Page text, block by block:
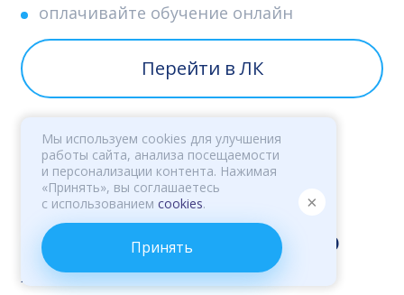
оплачивайте обучение онлайн
Перейти в ЛК
Инструкция
Видеокурс английского
языкабесплатно!
Мы используем cookies для улучшения
работы сайта, анализа посещаемости
и персонализации контента. Нажимая
«Принять», вы соглашаетесь
с использованием cookies.
Принять
×